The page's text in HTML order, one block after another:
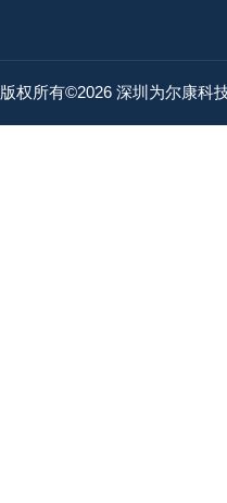
版权所有©2026 深圳为尔康科